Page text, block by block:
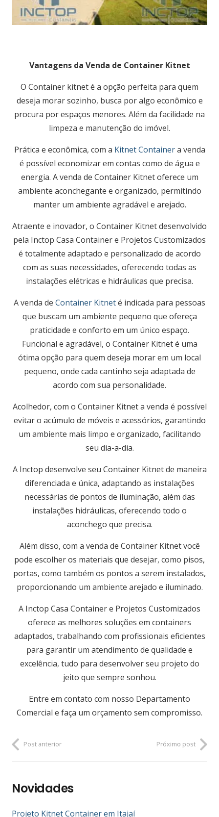
Vantagens da Venda de Container Kitnet
O Container kitnet é a opção perfeita para quem
deseja morar sozinho, busca por algo econômico e
procura por espaços menores. Além da facilidade na
limpeza e manutenção do imóvel.
Prática e econômica, com a Kitnet Containera venda
é possível economizar em contas como de água e
energia. A venda de Container Kitnet oferece um
ambiente aconchegante e organizado, permitindo
manter um ambiente agradável e arejado.
Atraente e inovador, o Container Kitnet desenvolvido
pela Inctop Casa Containere Projetos Customizados
é totalmente adaptado e personalizado de acordo
com as suas necessidades, oferecendo todas as
instalações elétricas e hidráulicas que precisa.
A venda de Container Kitneté indicada para pessoas
que buscam um ambiente pequeno que ofereça
praticidade e conforto em um único espaço.
Funcional e agradável, o Container Kitnet é uma
ótima opção para quem deseja morar em um local
pequeno, onde cada cantinho seja adaptada de
acordo com sua personalidade.
Acolhedor, com o Container Kitnet a venda é possível
evitar o acúmulo de móveis e acessórios, garantindo
um ambiente mais limpo e organizado, facilitando
seu dia-a-dia.
A Inctop desenvolve seu Container Kitnet de maneira
diferenciada e única, adaptando as instalações
necessárias de pontos de iluminação, além das
instalações hidráulicas, oferecendo todo o
aconchego que precisa.
Além disso, com a venda de Container Kitnet você
pode escolher os materiais que desejar, como pisos,
portas, como também os pontos a serem instalados,
proporcionando um ambiente arejado e iluminado.
A Inctop Casa Containere Projetos Customizados
oferece as melhores soluções em containers
adaptados, trabalhando com profissionais eficientes
para garantir um atendimento de qualidade e
excelência, tudo para desenvolver seu projeto do
jeito que sempre sonhou.
Entre em contato com nosso Departamento
Comercial e faça um orçamento sem compromisso.
Post anterior Próximo post
Novidades
Projeto Kitnet Container em Itajaí